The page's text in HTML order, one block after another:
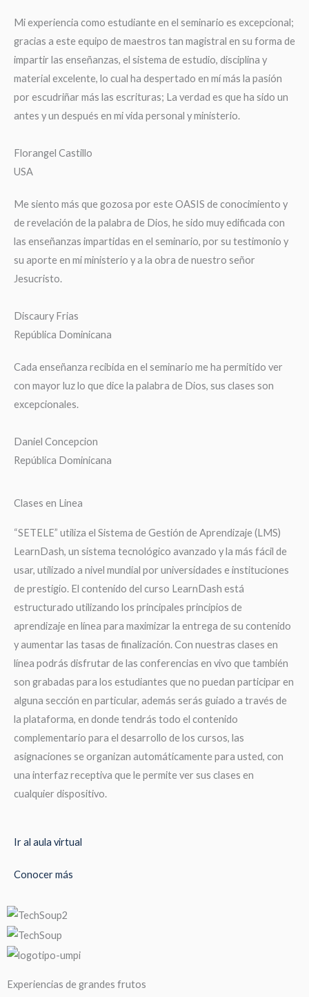
Mi experiencia como estudiante en el seminario es excepcional;
gracias a este equipo de maestros tan magistral en su forma de
impartir las enseñanzas, el sistema de estudio, disciplina y
material excelente, lo cual ha despertado en mí más la pasión
por escudriñar más las escrituras; La verdad es que ha sido un
antes y un después en mi vida personal y ministerio.
Florangel Castillo
USA
Me siento más que gozosa por este OASIS de conocimiento y
de revelación de la palabra de Dios, he sido muy edificada con
las enseñanzas impartidas en el seminario, por su testimonio y
su aporte en mi ministerio y a la obra de nuestro señor
Jesucristo.
Discaury Frias
República Dominicana
Cada enseñanza recibida en el seminario me ha permitido ver
con mayor luz lo que dice la palabra de Dios, sus clases son
excepcionales.
Daniel Concepcion
República Dominicana
Clases en Linea
“SETELE” utiliza el Sistema de Gestión de Aprendizaje (LMS)
LearnDash, un sistema tecnológico avanzado y la más fácil de
usar, utilizado a nivel mundial por universidades e instituciones
de prestigio. El contenido del curso LearnDash está
estructurado utilizando los principales principios de
aprendizaje en línea para maximizar la entrega de su contenido
y aumentar las tasas de finalización. Con nuestras clases en
línea podrás disfrutar de las conferencias en vivo que también
son grabadas para los estudiantes que no puedan participar en
alguna sección en particular, además serás guiado a través de
la plataforma, en donde tendrás todo el contenido
complementario para el desarrollo de los cursos, las
asignaciones se organizan automáticamente para usted, con
una interfaz receptiva que le permite ver sus clases en
cualquier dispositivo.
Ir al aula virtual
Conocer más
Experiencias de grandes frutos